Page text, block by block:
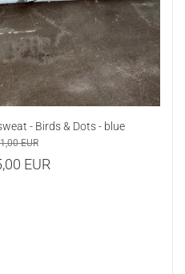
- Birds & Dots - blue
EUR
EUR